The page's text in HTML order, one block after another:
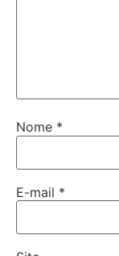
Nome *
E-mail *